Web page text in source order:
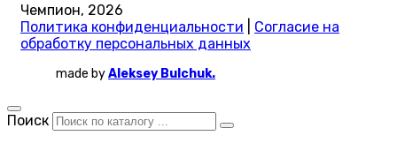
Чемпион, 2026
Политика конфиденциальности
Согласие на
обработку персональных данных
made byAleksey Bulchuk.
Поиск